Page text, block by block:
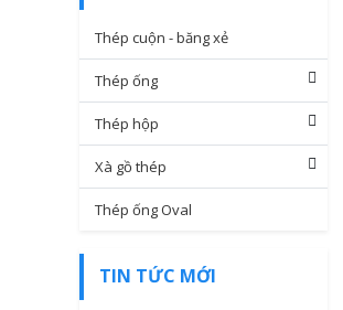
Thép cuộn - băng xẻ
Thép ống
Thép hộp
Xà gồ thép
Thép ống Oval
TIN TỨC MỚI